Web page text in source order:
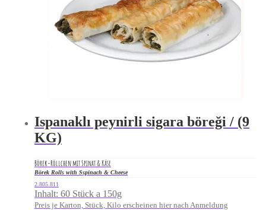
Ispanaklı peynirli sigara böreği / (9
KG)
Börek-Röllchen mit Spinat & Käse
Börek Rolls with Sspinach & Cheese
2.805.811
Inhalt: 60 Stück a 150g
Preis je Karton, Stück, Kilo erscheinen hier nach Anmeldung